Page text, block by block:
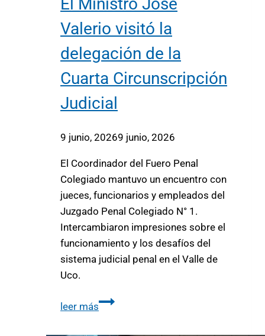
Valerio visitó la
delegación de la
Cuarta Circunscripción
Judicial
9 junio, 20269 junio, 2026
El Coordinador del Fuero Penal
Colegiado mantuvo un encuentro con
jueces, funcionarios y empleados del
Juzgado Penal Colegiado N° 1.
Intercambiaron impresiones sobre el
funcionamiento y los desafíos del
sistema judicial penal en el Valle de
Uco.
leer más